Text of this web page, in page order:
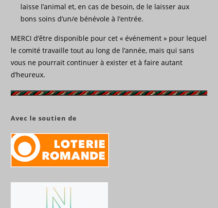
laisse l’animal et, en cas de besoin, de le laisser aux
bons soins d’un/e bénévole à l’entrée.
MERCI d’être disponible pour cet « événement » pour lequel
le comité travaille tout au long de l’année, mais qui sans
vous ne pourrait continuer à exister et à faire autant
d’heureux.
Avec le soutien de